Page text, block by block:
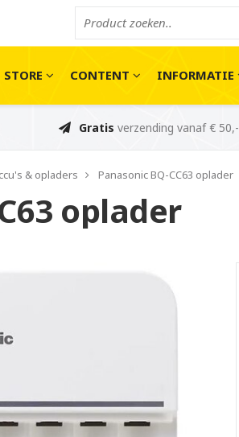
STORE CONTENT INFORMATIE
Gratis verzending vanaf € 50,-
& opladers Panasonic BQ-CC63 oplader
oplader